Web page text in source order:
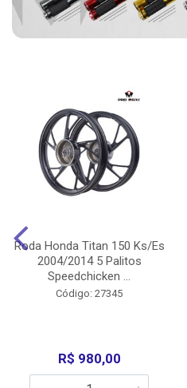
Roda Honda Titan 150 Ks/Es
2004/2014 5 Palitos
Speedchicken ...
Código: 27345
R$ 980,00